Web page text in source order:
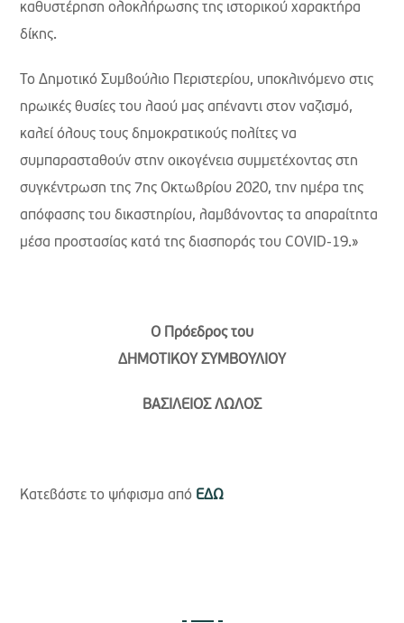
καθυστέρηση ολοκλήρωσης της ιστορικού χαρακτήρα
δίκης.
Το Δημοτικό Συμβούλιο Περιστερίου, υποκλινόμενο στις
ηρωικές θυσίες του λαού μας απέναντι στον ναζισμό,
καλεί όλους τους δημοκρατικούς πολίτες να
συμπαρασταθούν στην οικογένεια συμμετέχοντας στη
συγκέντρωση της 7ης Οκτωβρίου 2020, την ημέρα της
απόφασης του δικαστηρίου, λαμβάνοντας τα απαραίτητα
μέσα προστασίας κατά της διασποράς του COVID-19.»
Ο Πρόεδρος του
ΔΗΜΟΤΙΚΟΥ ΣΥΜΒΟΥΛΙΟΥ
ΒΑΣΙΛΕΙΟΣ ΛΩΛΟΣ
Κατεβάστε το ψήφισμα από ΕΔΩ